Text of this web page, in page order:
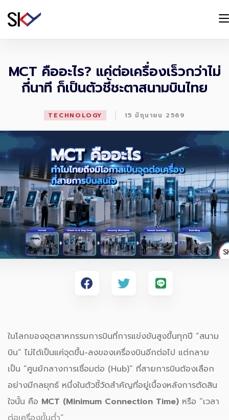
MCT คืออะไร? แค่ต่อเครื่องเร็วกว่าไม่
กี่นาที ก็เป็นตัวชี้ชะตาสนามบินไทย
TECHNOLOGY | 15 มิถุนายน 2569
ในโลกของอุตสาหกรรมการบินที่การแข่งขันสูงขึ้นทุกปี “สนาม
บิน” ไม่ได้เป็นแค่จุดขึ้น-ลงของเครื่องบินอีกต่อไป แต่กลาย
เป็น “ศูนย์กลางการเชื่อมต่อ (Hub)” ที่สายการบินต้องเลือก
อย่างมีกลยุทธ์ หนึ่งในตัวชี้วัดสำคัญที่อยู่เบื้องหลังการตัดสิน
ใจนั้น คือ MCT (Minimum Connection Time) หรือ “เวลา